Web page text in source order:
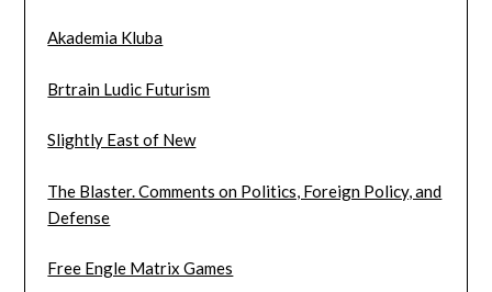
Akademia Kluba
Brtrain Ludic Futurism
Slightly East of New
The Blaster. Comments on Politics, Foreign Policy, and
Defense
Free Engle Matrix Games